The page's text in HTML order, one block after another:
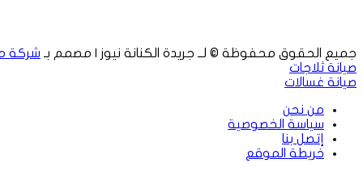
جميع الحقوق محفوظة © لــ جريدة الكنانة نيوز | مصمم بـ شركة
صيانة ثلاجات
صيانة غسالات
من نحن
سياسة الخصوصية
إتصل بنا
خريطة الموقع